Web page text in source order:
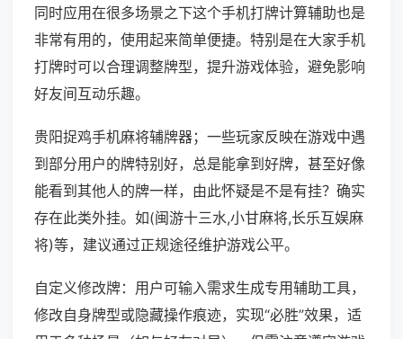
同时应用在很多场景之下这个手机打牌计算辅助也是
非常有用的，使用起来简单便捷。特别是在大家手机
打牌时可以合理调整牌型，提升游戏体验，避免影响
好友间互动乐趣。
贵阳捉鸡手机麻将辅牌器；一些玩家反映在游戏中遇
到部分用户的牌特别好，总是能拿到好牌，甚至好像
能看到其他人的牌一样，由此怀疑是不是有挂？确实
存在此类外挂。如(闽游十三水,小甘麻将,长乐互娱麻
将)等，建议通过正规途径维护游戏公平。
自定义修改牌：用户可输入需求生成专用辅助工具，
修改自身牌型或隐藏操作痕迹，实现“必胜”效果，适